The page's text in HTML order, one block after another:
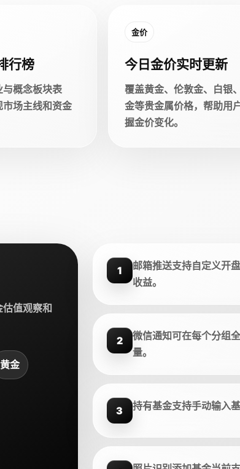
行榜
概念板块表
场主线和资金
金价
今日金价实时更新
覆盖黄金、伦敦金、白银
金等贵金属价格，帮助用
握金价变化。
值观察和
黄金
1
邮箱推送支持自定义开
收益。
2
微信通知可在每个分组
量。
3 持有基金支持手动输入